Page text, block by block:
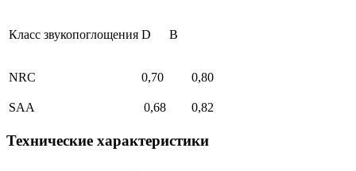
Класс звукопоглощения D B
NRC 0,70 0,80
SAA 0,68 0,82
Технические характеристики